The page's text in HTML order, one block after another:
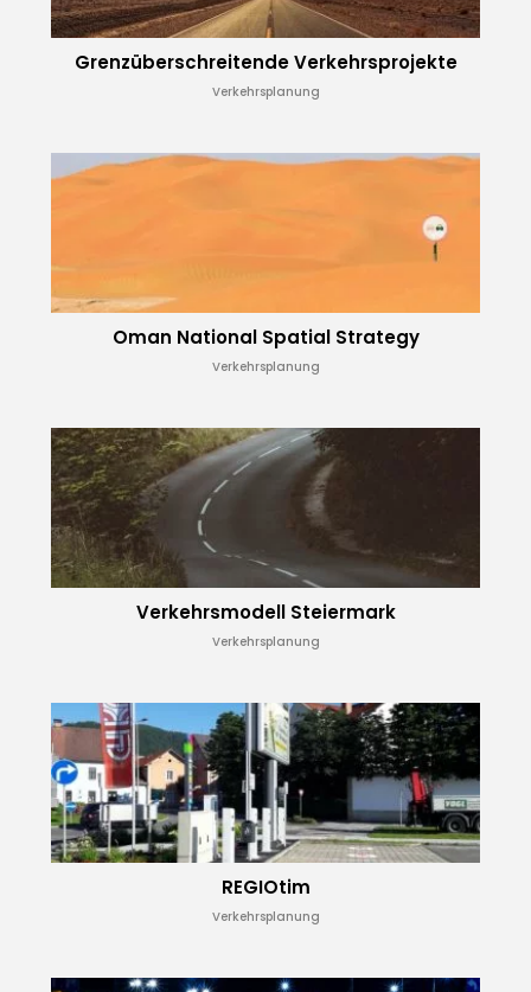
Grenz­über­schreitende Verkehrsprojekte
Verkehrsplanung
Oman National Spatial Strategy
Verkehrsplanung
Verkehrs­modell Steiermark
Verkehrsplanung
REGIOtim
Verkehrsplanung